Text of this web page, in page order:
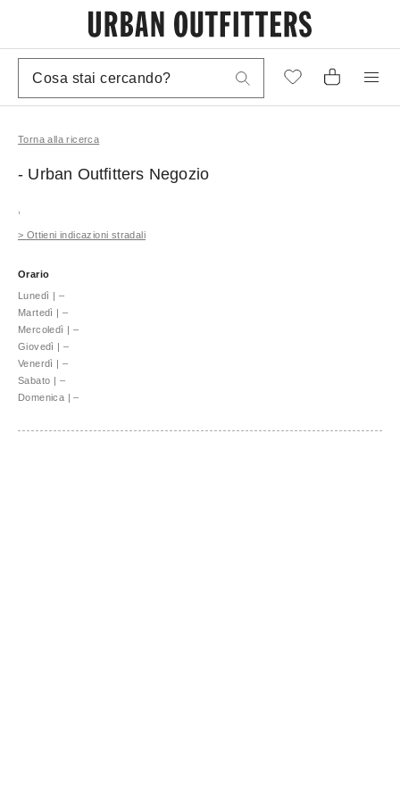
Torna alla ricerca
- Urban Outfitters Negozio
> Ottieni indicazioni stradali
Orario
Lunedì | –
Martedì | –
Mercoledì | –
Giovedì | –
Venerdì | –
Sabato | –
Domenica | –